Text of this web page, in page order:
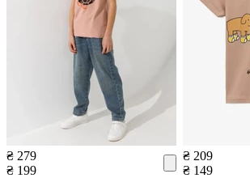
₴ 279
₴ 199
₴ 209
₴ 149